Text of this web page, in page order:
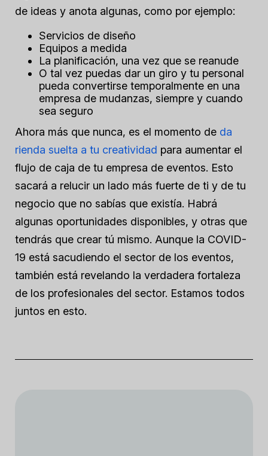
de ideas y anota algunas, como por ejemplo:
Servicios de diseño
Equipos a medida
La planificación, una vez que se reanude
O tal vez puedas dar un giro y tu personal
pueda convertirse temporalmente en una
empresa de mudanzas, siempre y cuando
sea seguro
Ahora más que nunca, es el momento de da
rienda suelta a tu creatividad para aumentar el
flujo de caja de tu empresa de eventos. Esto
sacará a relucir un lado más fuerte de ti y de tu
negocio que no sabías que existía. Habrá
algunas oportunidades disponibles, y otras que
tendrás que crear tú mismo. Aunque la COVID-
19 está sacudiendo el sector de los eventos,
también está revelando la verdadera fortaleza
de los profesionales del sector. Estamos todos
juntos en esto.